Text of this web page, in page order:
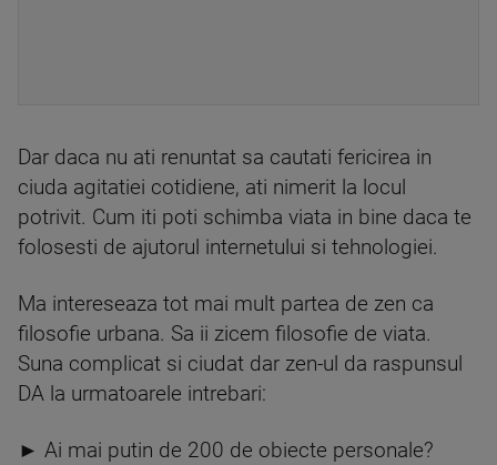
Dar daca nu ati renuntat sa cautati fericirea in
ciuda agitatiei cotidiene, ati nimerit la locul
potrivit. Cum iti poti schimba viata in bine daca te
folosesti de ajutorul internetului si tehnologiei.
Ma intereseaza tot mai mult partea de zen ca
filosofie urbana. Sa ii zicem filosofie de viata.
Suna complicat si ciudat dar zen-ul da raspunsul
DA la urmatoarele intrebari:
► Ai mai putin de 200 de obiecte personale?